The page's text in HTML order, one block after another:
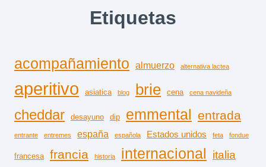
Etiquetas
acompañamiento almuerzo alternativa lactea
aperitivo asiatica blog brie cena cena navideña
cheddar desayuno dip emmental entrada
entrante entremes españa española Estados unidos feta fondue
francesa francia historia internacional italia